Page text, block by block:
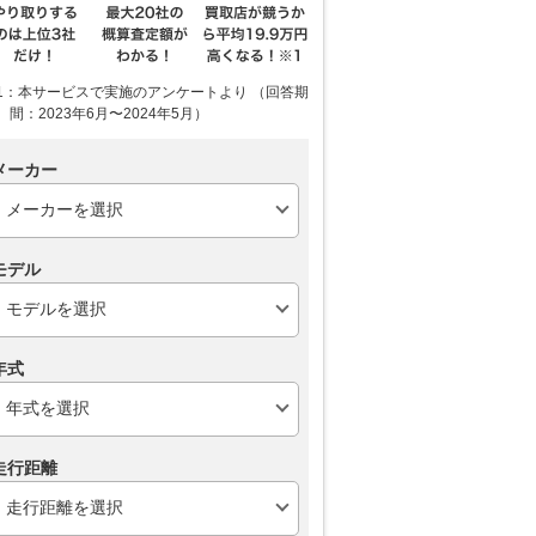
本サービスで実施のアンケートより （回答期
間：2023年6月〜2024年5月）
ーカー
デル
式
行距離